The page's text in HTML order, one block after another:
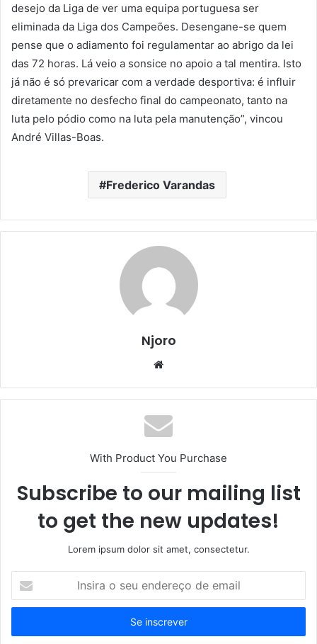
desejo da Liga de ver uma equipa portuguesa ser
eliminada da Liga dos Campeões. Desengane-se quem
pense que o adiamento foi regulamentar ao abrigo da lei
das 72 horas. Lá veio a sonsice no apoio a tal mentira. Isto
já não é só prevaricar com a verdade desportiva: é influir
diretamente no desfecho final do campeonato, tanto na
luta pelo pódio como na luta pela manutenção”, vincou
André Villas-Boas.
Frederico Varandas
Njoro
Website
With Product You Purchase
Subscribe to our mailing list
to get the new updates!
Lorem ipsum dolor sit amet, consectetur.
seu
de